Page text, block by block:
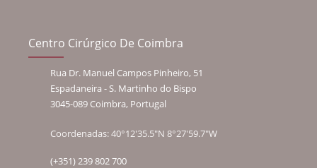
Centro Cirúrgico De Coimbra
Rua Dr. Manuel Campos Pinheiro, 51
Espadaneira - S. Martinho do Bispo
3045-089 Coimbra, Portugal
Coordenadas: 40°12'35.5"N 8°27'59.7"W
(+351) 239 802 700